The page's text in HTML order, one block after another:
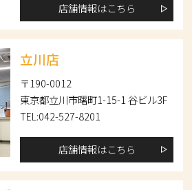
店舗情報はこちら
立川店
〒190-0012
東京都立川市曙町1-15-1 谷ビル3F
TEL:042-527-8201
店舗情報はこちら